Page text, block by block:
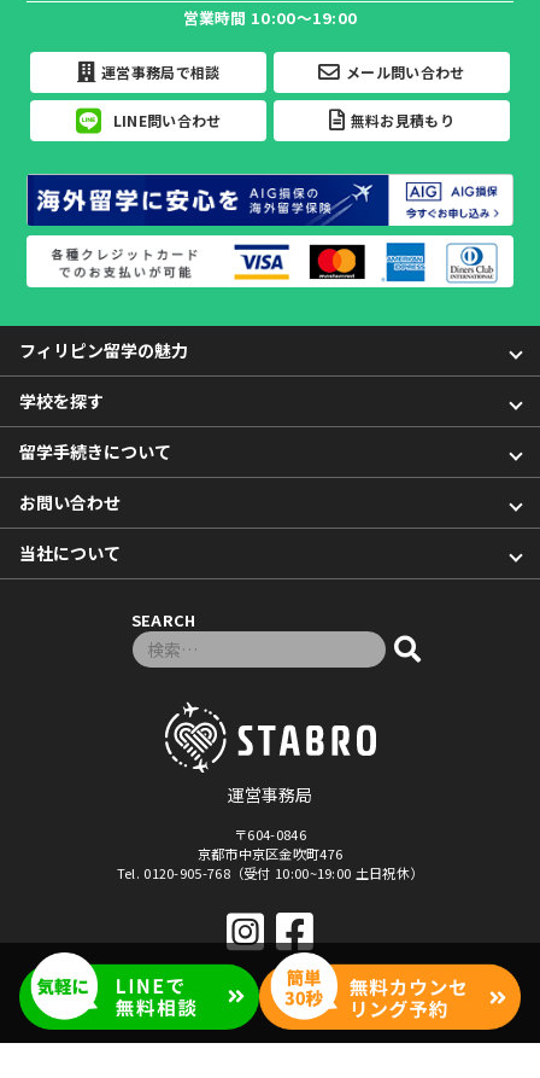
営業時間 10:00～19:00
運営事務局で相談 メール問い合わせ
LINE問い合わせ 無料お見積もり
フィリピン留学の魅力
学校を探す
留学手続きについて
お問い合わせ
当社について
SEARCH
検索対象:
運営事務局
〒604-0846
京都市中京区金吹町476
Tel. 0120-905-768（受付 10:00~19:00 土日祝休）
© 2026年 「マナベル」セブ島留学・フィリピン留学 By Stabro All rights reseved.